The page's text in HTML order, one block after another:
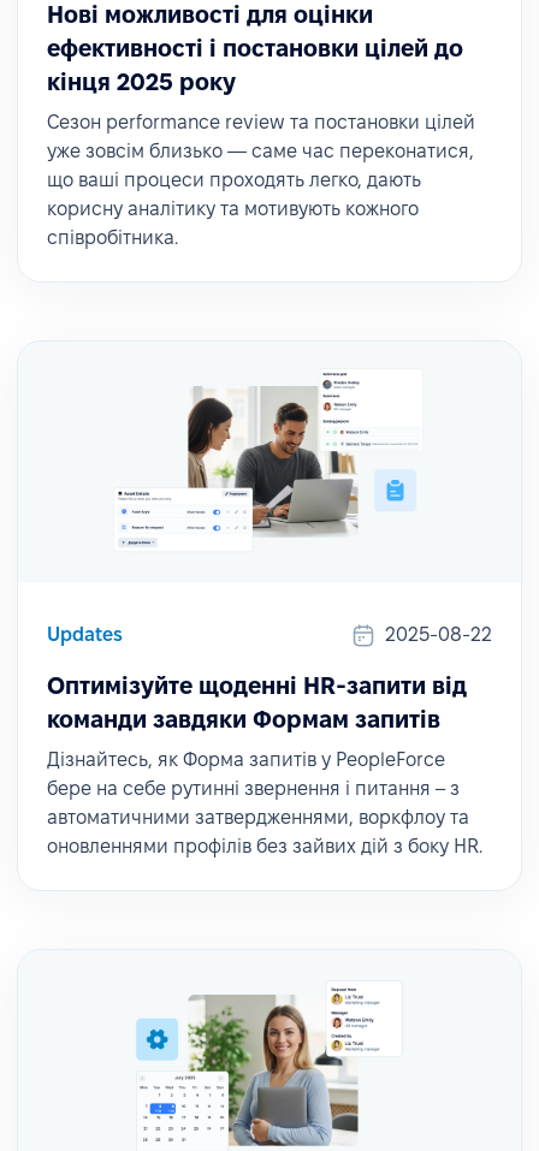
Нові можливості для оцінки
ефективності і постановки цілей до
кінця 2025 року
Сезон performance review та постановки цілей
уже зовсім близько — саме час переконатися,
що ваші процеси проходять легко, дають
корисну аналітику та мотивують кожного
співробітника.
Updates 2025-08-22
Оптимізуйте щоденні HR-запити від
команди завдяки Формам запитів
Дізнайтесь, як Форма запитів у PeopleForce
бере на себе рутинні звернення і питання – з
автоматичними затвердженнями, воркфлоу та
оновленнями профілів без зайвих дій з боку HR.